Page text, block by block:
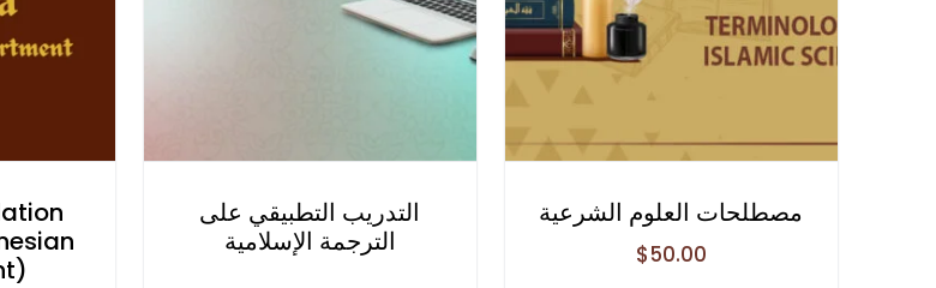
التدريب التطبيقي على
الترجمة الإسلامية
مصطلحات العلوم الشرعية
$50.00